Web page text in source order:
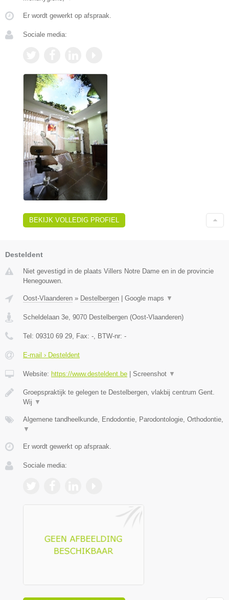
Er wordt gewerkt op afspraak.
Sociale media:
BEKIJK VOLLEDIG PROFIEL
Desteldent
Niet gevestigd in de plaats Villers Notre Dame en in de provincie
Henegouwen.
Oost-Vlaanderen » Destelbergen Google maps ▼
Scheldelaan 3e 9070 Destelbergen (Oost-Vlaanderen)
Tel: 09310 69 29 , Fax: - , BTW-nr: -
E-mail › Desteldent
Website: https://www.desteldent.be Screenshot ▼
Groepspraktijk te gelegen te Destelbergen, vlakbij centrum Gent.
Wij ▼
Algemene tandheelkunde, Endodontie, Parodontologie, Orthodontie,
▼
Er wordt gewerkt op afspraak.
Sociale media: